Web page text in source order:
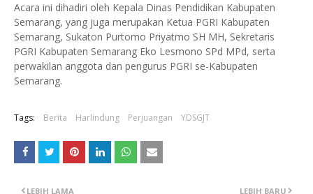
Acara ini dihadiri oleh Kepala Dinas Pendidikan Kabupaten
Semarang, yang juga merupakan Ketua PGRI Kabupaten
Semarang, Sukaton Purtomo Priyatmo SH MH, Sekretaris
PGRI Kabupaten Semarang Eko Lesmono SPd MPd, serta
perwakilan anggota dan pengurus PGRI se-Kabupaten
Semarang.
Tags: Berita Harlindung Perjuangan YDSGJT
LEBIH BARU
LEBIH LAMA